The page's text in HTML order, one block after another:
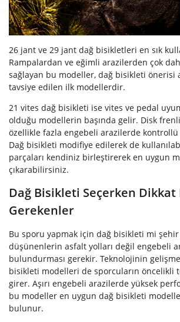
26 jant ve 29 jant dağ bisikletleri en sık
Rampalardan ve eğimli arazilerden çok
sağlayan bu modeller, dağ bisikleti önerisi
tavsiye edilen ilk modellerdir.
21 vites dağ bisikleti ise vites ve pedal
olduğu modellerin başında gelir. Disk
özellikle fazla engebeli arazilerde
Dağ bisikleti modifiye edilerek de
parçaları kendiniz birleştirerek en uygun
çıkarabilirsiniz.
Dağ Bisikleti Seçerken Dikkat
Gerekenler
Bu sporu yapmak için dağ bisikleti mi
düşünenlerin asfalt yolları değil engebeli
bulundurması gerekir. Teknolojinin
bisikleti modelleri de sporcuların öncelikli
girer. Aşırı engebeli arazilerde yüksek
bu modeller en uygun dağ bisikleti
bulunur.